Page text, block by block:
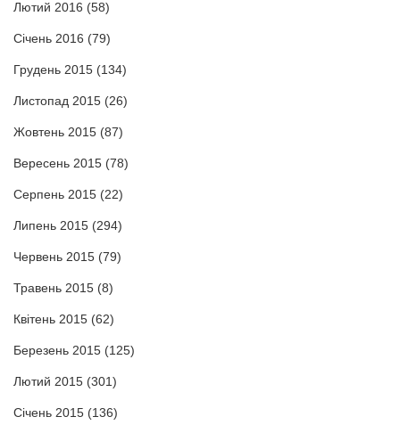
Лютий 2016 (58)
Січень 2016 (79)
Грудень 2015 (134)
Листопад 2015 (26)
Жовтень 2015 (87)
Вересень 2015 (78)
Серпень 2015 (22)
Липень 2015 (294)
Червень 2015 (79)
Травень 2015 (8)
Квітень 2015 (62)
Березень 2015 (125)
Лютий 2015 (301)
Січень 2015 (136)